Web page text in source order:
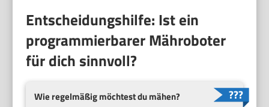
Entscheidungshilfe: Ist ein
programmierbarer Mähroboter
für dich sinnvoll?
Wie regelmäßig möchtest du mähen?